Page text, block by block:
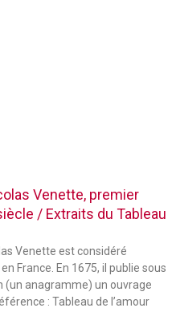
Venette, premier
/ Extraits du Tableau
Venette est considéré
France. En 1675, il publie sous
(un anagramme) un ouvrage
: Tableau de l’amour